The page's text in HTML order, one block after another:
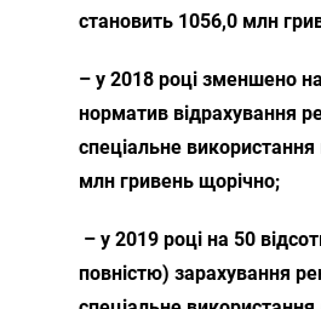
становить 1056,0 млн
– у 2018 році зменшено на
норматив відрахування
спеціальне
млн гривень щорічно;
– у 2019 році на 50
повністю) зарахування